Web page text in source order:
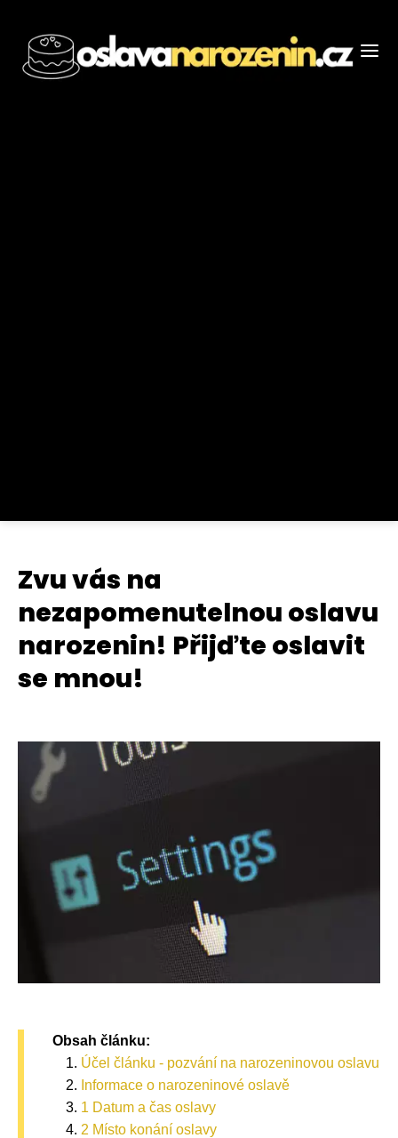
Zvu vás na
nezapomenutelnou oslavu
narozenin! Přijďte oslavit
se mnou!
Obsah článku:
Účel článku - pozvání na narozeninovou oslavu
Informace o narozeninové oslavě
1 Datum a čas oslavy
2 Místo konání oslavy